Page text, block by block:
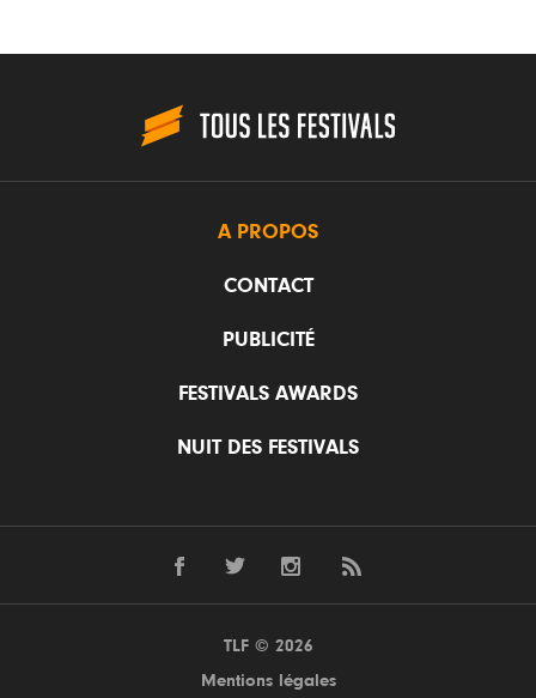
A PROPOS
CONTACT
PUBLICITÉ
FESTIVALS AWARDS
NUIT DES FESTIVALS
TLF © 2026
Mentions légales